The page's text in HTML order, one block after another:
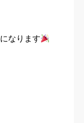
になります